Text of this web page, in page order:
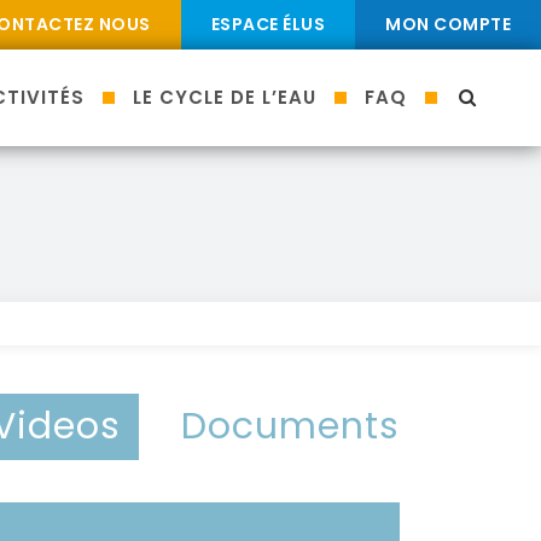
NOUS ESPACE ÉLUS MON COMPTE
LE CYCLE DE L’EAU FAQ
Documents